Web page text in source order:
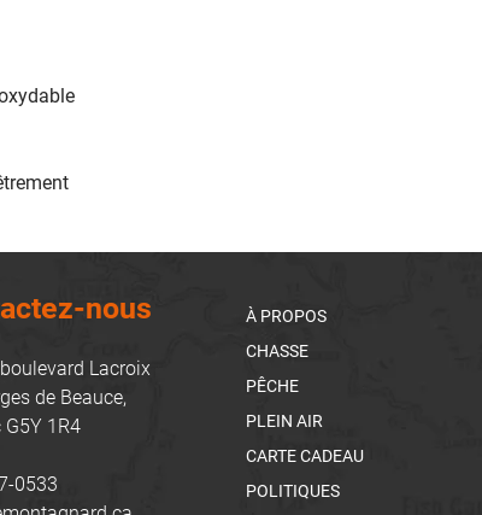
nous
Lacroix
de Beauce,
G5Y 1R4
0533
À PROPOS
CHASSE
PÊCHE
PLEIN AIR
CARTE CADEAU
POLITIQUES